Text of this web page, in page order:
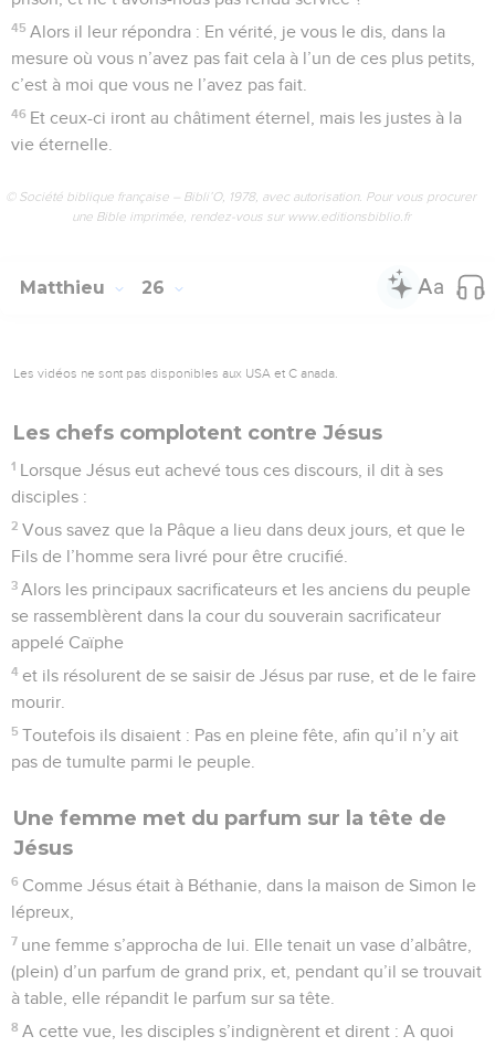
45 Alors il leur répondra : En vérité, je vous le dis, dans la
mesure où vous n’avez pas fait cela à l’un de ces plus petits,
c’est à moi que vous ne l’avez pas fait.
46 Et ceux-ci iront au châtiment éternel, mais les justes à la
vie éternelle.
© Société biblique française – Bibli’O, 1978, avec autorisation. Pour vous procurer
une Bible imprimée, rendez-vous sur www.editionsbiblio.fr
Matthieu 26
Les vidéos ne sont pas disponibles aux USA et C anada.
Les chefs complotent contre Jésus
1 Lorsque Jésus eut achevé tous ces discours, il dit à ses
disciples :
2 Vous savez que la Pâque a lieu dans deux jours, et que le
Fils de l’homme sera livré pour être crucifié.
3 Alors les principaux sacrificateurs et les anciens du peuple
se rassemblèrent dans la cour du souverain sacrificateur
appelé Caïphe
4 et ils résolurent de se saisir de Jésus par ruse, et de le faire
mourir.
5 Toutefois ils disaient : Pas en pleine fête, afin qu’il n’y ait
pas de tumulte parmi le peuple.
Une femme met du parfum sur la tête de
Jésus
6 Comme Jésus était à Béthanie, dans la maison de Simon le
lépreux,
7 une femme s’approcha de lui. Elle tenait un vase d’albâtre,
(plein) d’un parfum de grand prix, et, pendant qu’il se trouvait
à table, elle répandit le parfum sur sa tête.
8 A cette vue, les disciples s’indignèrent et dirent : A quoi